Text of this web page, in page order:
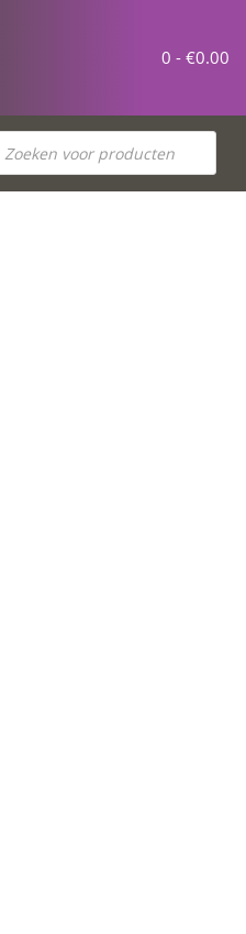
0 - €0.00